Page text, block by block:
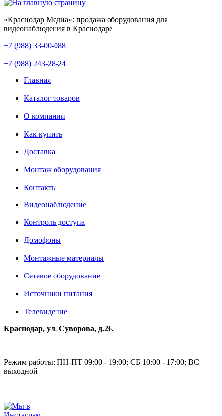
«Краснодар Медиа»: продажа оборудования для
видеонаблюдения в Краснодаре
+7 (988) 33-00-088
+7 (988) 243-28-24
Главная
Каталог товаров
О компании
Как купить
Доставка
Монтаж оборудования
Контакты
Видеонаблюдение
Контроль доступа
Домофоны
Монтажные материалы
Сетевое оборудование
Источники питания
Телевидение
Краснодар, ул. Суворова, д.26.
Режим работы: ПН-ПТ 09:00 - 19:00; СБ 10:00 - 17:00; ВС
выходной